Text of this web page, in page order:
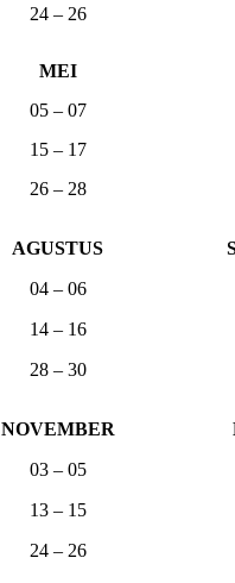
24 – 26
MEI
05 – 07
15 – 17
26 – 28
AGUSTUS
04 – 06
14 – 16
28 – 30
NOVEMBER
03 – 05
13 – 15
24 – 26